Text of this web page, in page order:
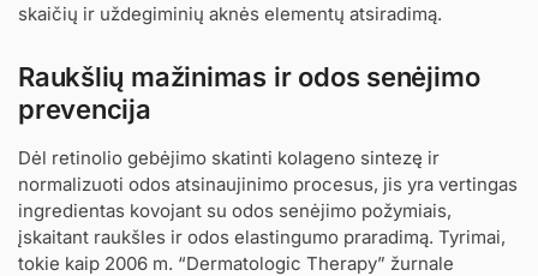
skaičių ir uždegiminių aknės elementų atsiradimą.
Raukšlių mažinimas ir odos senėjimo
prevencija
Dėl retinolio gebėjimo skatinti kolageno sintezę ir
normalizuoti odos atsinaujinimo procesus, jis yra vertingas
ingredientas kovojant su odos senėjimo požymiais,
įskaitant raukšles ir odos elastingumo praradimą. Tyrimai,
tokie kaip 2006 m. “Dermatologic Therapy” žurnale